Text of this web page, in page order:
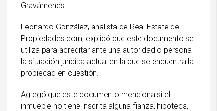
Gravámenes.
Leonardo González, analista de Real Estate de
Propiedades.com, explicó que este documento se
utiliza para acreditar ante una autoridad o persona
la situación jurídica actual en la que se encuentra la
propiedad en cuestión.
Agregó que este documento menciona si el
inmueble no tiene inscrita alguna fianza, hipoteca,